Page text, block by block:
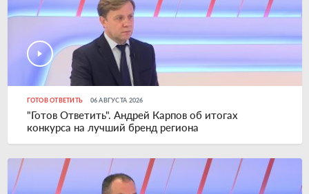
ГОТОВ ОТВЕТИТЬ 06 АВГУСТА 2026
"Готов Ответить". Андрей Карпов об итогах
конкурса на лучший бренд региона